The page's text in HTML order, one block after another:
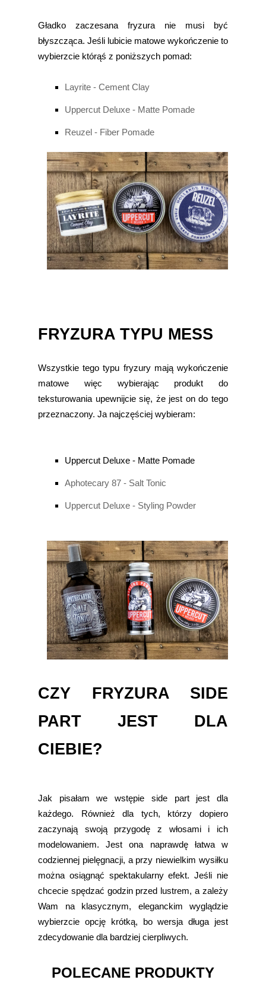
Gładko zaczesana fryzura nie musi być
błyszcząca. Jeśli lubicie matowe wykończenie to
wybierzcie którąś z poniższych pomad:
Layrite - Cement Clay
Uppercut Deluxe - Matte Pomade
Reuzel - Fiber Pomade
FRYZURA TYPU MESS
Wszystkie tego typu fryzury mają wykończenie
matowe więc wybierając produkt do
teksturowania upewnijcie się, że jest on do tego
przeznaczony. Ja najczęściej wybieram:
Uppercut Deluxe - Matte Pomade
Aphotecary 87 - Salt Tonic
Uppercut Deluxe - Styling Powder
CZY FRYZURA SIDE
PART JEST DLA
CIEBIE?
Jak pisałam we wstępie side part jest dla
każdego. Również dla tych, którzy dopiero
zaczynają swoją przygodę z włosami i ich
modelowaniem. Jest ona naprawdę łatwa w
codziennej pielęgnacji, a przy niewielkim wysiłku
można osiągnąć spektakularny efekt. Jeśli nie
chcecie spędzać godzin przed lustrem, a zależy
Wam na klasycznym, eleganckim wyglądzie
wybierzcie opcję krótką, bo wersja długa jest
zdecydowanie dla bardziej cierpliwych.
POLECANE PRODUKTY